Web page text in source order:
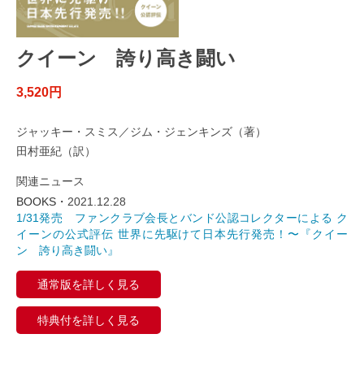
クイーン 誇り高き闘い
3,520円
ジャッキー・スミス／ジム・ジェンキンズ（著）
田村亜紀（訳）
関連ニュース
BOOKS・ 2021.12.28
1/31発売 ファンクラブ会長とバンド公認コレクターによる ク
イーンの公式評伝 世界に先駆けて日本先行発売！〜『クイー
ン 誇り高き闘い』
通常版を詳しく見る
特典付を詳しく見る